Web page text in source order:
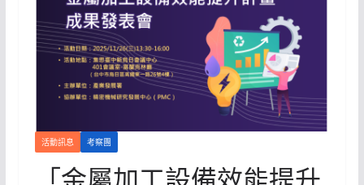
活動訊息 考察團